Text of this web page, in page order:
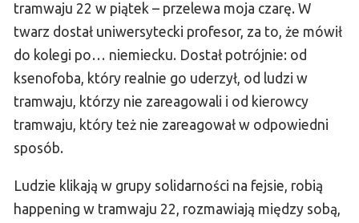
tramwaju 22 w piątek – przelewa moja czarę. W
twarz dostał uniwersytecki profesor, za to, że mówił
do kolegi po… niemiecku. Dostał potrójnie: od
ksenofoba, który realnie go uderzył, od ludzi w
tramwaju, którzy nie zareagowali i od kierowcy
tramwaju, który też nie zareagował w odpowiedni
sposób.
Ludzie klikają w grupy solidarności na fejsie, robią
happening w tramwaju 22, rozmawiają między sobą,